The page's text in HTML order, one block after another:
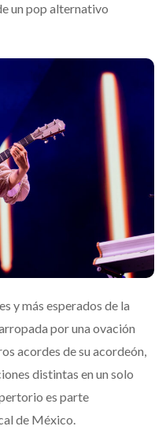
un pop alternativo
y más esperados de la
por una ovación
acordes de su acordeón,
distintas en un solo
es parte
de México.